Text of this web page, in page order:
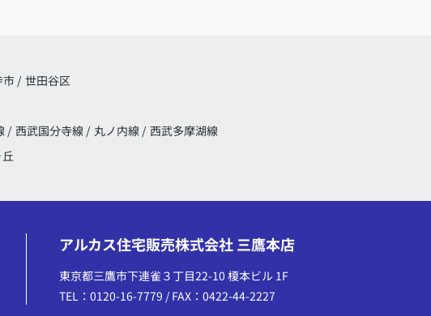
市 / 世田谷区
/ 西武国分寺線 / 丸ノ内線 / 西武多摩湖線
アルカス住宅販売株式会社 三鷹本店
東京都三鷹市下連雀３丁目22-10 榎本ビル 1F
TEL：0120-16-7779 / FAX：0422-44-2227